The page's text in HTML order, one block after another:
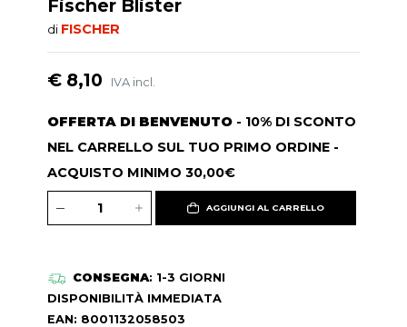
Fischer Blister
di FISCHER
€ 8,10 IVA incl.
OFFERTA DI BENVENUTO - 10% DI SCONTO
NEL CARRELLO SUL TUO PRIMO ORDINE -
ACQUISTO MINIMO 30,00€
AGGIUNGI AL CARRELLO
CONSEGNA: 1-3 GIORNI
DISPONIBILITÀ IMMEDIATA
EAN: 8001132058503